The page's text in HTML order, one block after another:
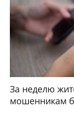
За неделю
мошенникам